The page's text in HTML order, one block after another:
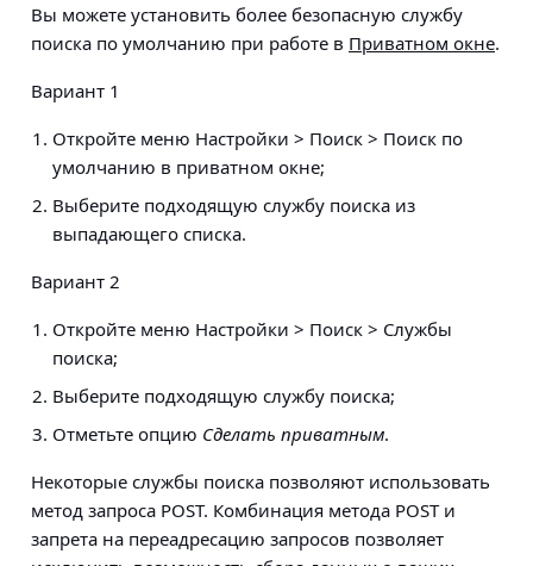
Вы можете установить более безопасную службу
поиска по умолчанию при работе в Приватном окне.
Вариант 1
Откройте меню Настройки > Поиск > Поиск по
умолчанию в приватном окне;
Выберите подходящую службу поиска из
выпадающего списка.
Вариант 2
Откройте меню Настройки > Поиск > Службы
поиска;
Выберите подходящую службу поиска;
Отметьте опцию Сделать приватным.
Некоторые службы поиска позволяют использовать
метод запроса POST. Комбинация метода POST и
запрета на переадресацию запросов позволяет